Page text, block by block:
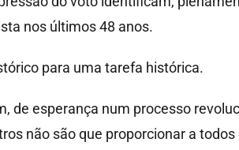
nos últimos 48 anos.
para uma tarefa histórica.
de esperança num processo
não são que proporcionar a